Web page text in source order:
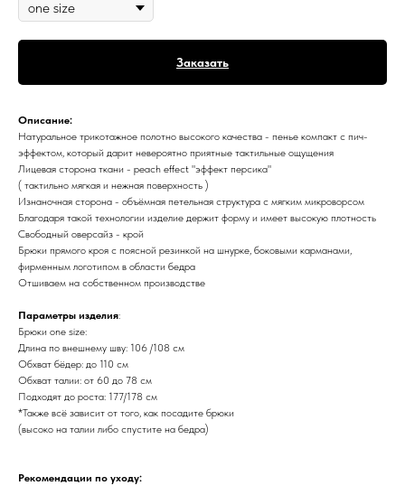
Заказать
Описание:
Натуральное трикотажное полотно высокого качества - пенье компакт с пич-
эффектом, который дарит невероятно приятные тактильные ощущения
Лицевая сторона ткани - peach effect "эффект персика"
( тактильно мягкая и нежная поверхность )
Изнаночная сторона - объёмная петельная структура с мягким микроворсом
Благодаря такой технологии изделие держит форму и имеет высокую плотность
Свободный оверсайз - крой
Брюки прямого кроя с поясной резинкой на шнурке, боковыми карманами,
фирменным логотипом в области бедра
Отшиваем на собственном производстве
Параметры изделия:
Брюки one size:
Длина по внешнему шву: 106 /108 см
Обхват бёдер: до 110 см
Обхват талии: от 60 до 78 см
Подходят до роста: 177/178 см
*Также всё зависит от того, как посадите брюки
(высоко на талии либо спустите на бедра)
Рекомендации по уходу: